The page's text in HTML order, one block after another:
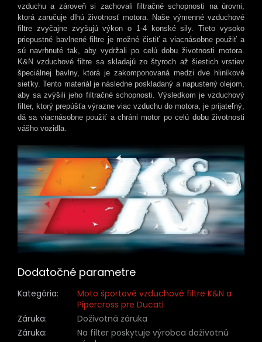
vzduchu a zároveň si zachovali filtračné schopnosti na úrovni,
ktorá zaručuje dlhú životnosť motora. Naše výmenné vzduchové
filtre zvyčajne zvyšujú výkon o 1-4 konské sily. Tieto vysoko
priepustné bavlnené filtre je možné čistiť a viacnásobne použiť a
sú navrhnuté tak, aby vydržali po celú dobu životnosti motora.
K&N vzduchové filtre sa skladajú zo štyroch až šiestich vrstiev
špeciálnej bavlny, ktorá je zakomponovaná medzi dve hliníkové
sieťky. Tento materiál je následne poskladaný a napustený olejom,
aby sa zvýšili jeho filtračné schopnosti. Výsledkom je vzduchový
filter, ktorý prepúšťa výrazne viac vzduchu do motora, je prijateľný,
dá sa viacnásobne použiť a chráni motor po celú dobu životnosti
vášho vozidla.
Dodatočné parametre
Kategória:
Moto športové vzduchové filtre K&N a
Pipercross pre Ducati
Záruka:
Doživotná záruka
Záruka:
Na filter poskytuje výrobca doživotnú